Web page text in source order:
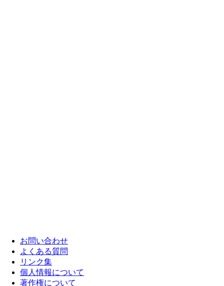
お問い合わせ
よくある質問
リンク集
個人情報について
著作権について